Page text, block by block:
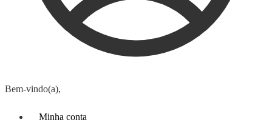
Bem-vindo(a),
Minha conta